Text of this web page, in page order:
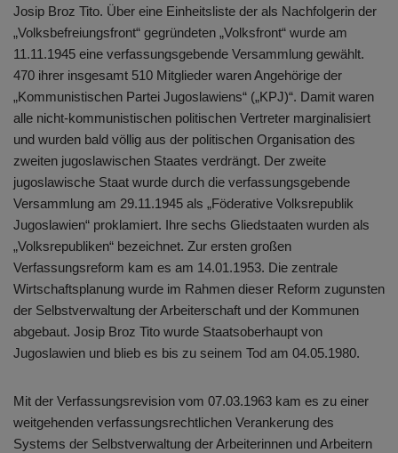
Josip Broz Tito. Über eine Einheitsliste der als Nachfolgerin der
„Volksbefreiungsfront“ gegründeten „Volksfront“ wurde am
11.11.1945 eine verfassungsgebende Versammlung gewählt.
470 ihrer insgesamt 510 Mitglieder waren Angehörige der
„Kommunistischen Partei Jugoslawiens“ („KPJ)“. Damit waren
alle nicht-kommunistischen politischen Vertreter marginalisiert
und wurden bald völlig aus der politischen Organisation des
zweiten jugoslawischen Staates verdrängt. Der zweite
jugoslawische Staat wurde durch die verfassungsgebende
Versammlung am 29.11.1945 als „Föderative Volksrepublik
Jugoslawien“ proklamiert. Ihre sechs Gliedstaaten wurden als
„Volksrepubliken“ bezeichnet. Zur ersten großen
Verfassungsreform kam es am 14.01.1953. Die zentrale
Wirtschaftsplanung wurde im Rahmen dieser Reform zugunsten
der Selbstverwaltung der Arbeiterschaft und der Kommunen
abgebaut. Josip Broz Tito wurde Staatsoberhaupt von
Jugoslawien und blieb es bis zu seinem Tod am 04.05.1980.
Mit der Verfassungsrevision vom 07.03.1963 kam es zu einer
weitgehenden verfassungsrechtlichen Verankerung des
Systems der Selbstverwaltung der Arbeiterinnen und Arbeitern